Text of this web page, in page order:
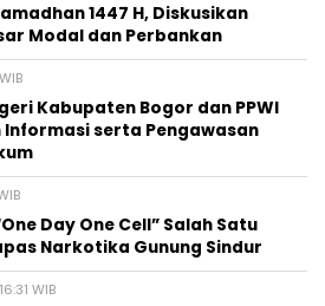
1447 H, Diskusikan
Modal dan Perbankan
Kabupaten Bogor dan PPWI
serta Pengawasan
Day One Cell” Salah Satu
Narkotika Gunung Sindur
WIB